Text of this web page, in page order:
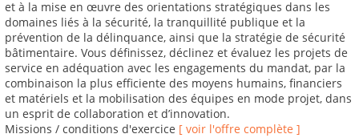
et à la mise en œuvre des orientations stratégiques dans les
domaines liés à la sécurité, la tranquillité publique et la
prévention de la délinquance, ainsi que la stratégie de sécurité
bâtimentaire. Vous définissez, déclinez et évaluez les projets de
service en adéquation avec les engagements du mandat, par la
combinaison la plus efficiente des moyens humains, financiers
et matériels et la mobilisation des équipes en mode projet, dans
un esprit de collaboration et d’innovation.
Missions / conditions d'exercice [ voir l'offre complète ]